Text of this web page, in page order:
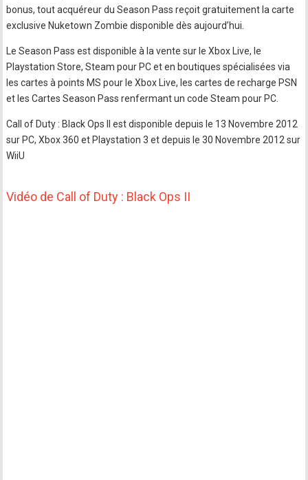
bonus, tout acquéreur du Season Pass reçoit gratuitement la carte
exclusive Nuketown Zombie disponible dès aujourd’hui.
Le Season Pass est disponible à la vente sur le Xbox Live, le
Playstation Store, Steam pour PC et en boutiques spécialisées via
les cartes à points MS pour le Xbox Live, les cartes de recharge PSN
et les Cartes Season Pass renfermant un code Steam pour PC.
Call of Duty : Black Ops II est disponible depuis le 13 Novembre 2012
sur PC, Xbox 360 et Playstation 3 et depuis le 30 Novembre 2012 sur
WiiU
Vidéo de Call of Duty : Black Ops II